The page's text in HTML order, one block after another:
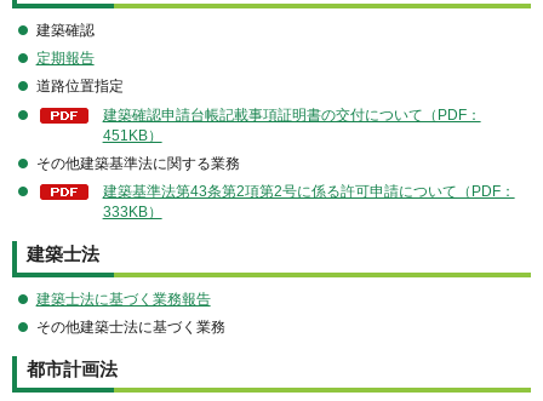
建築確認
定期報告
道路位置指定
建築確認申請台帳記載事項証明書の交付について（PDF：
451KB）
その他建築基準法に関する業務
建築基準法第43条第2項第2号に係る許可申請について（PDF：
333KB）
建築士法
建築士法に基づく業務報告
その他建築士法に基づく業務
都市計画法